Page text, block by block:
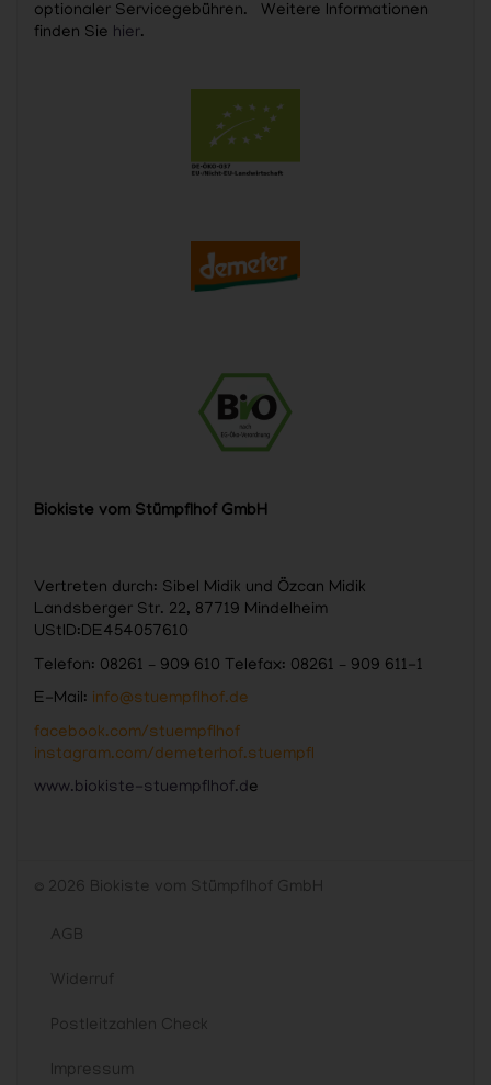
optionaler Servicegebühren. Weitere Informationen
finden Sie hier.
Biokiste vom Stümpflhof GmbH
Vertreten durch: Sibel Midik und Özcan Midik
Landsberger Str. 22, 87719 Mindelheim
UStID:DE454057610
Telefon: 08261 – 909 610 Telefax: 08261 – 909 611-1
E-Mail: info@stuempflhof.de
facebook.com/stuempflhof
instagram.com/demeterhof.stuempfl
www.biokiste-stuempflhof.de
© 2026 Biokiste vom Stümpflhof GmbH
AGB
Widerruf
Postleitzahlen Check
Impressum